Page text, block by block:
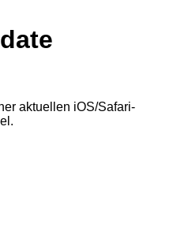
aktuellen iOS/Safari-